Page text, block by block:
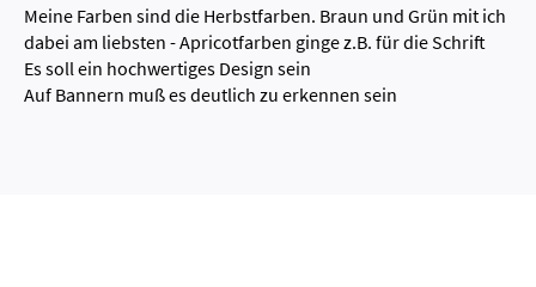
Meine Farben sind die Herbstfarben. Braun und Grün mit ich
dabei am liebsten - Apricotfarben ginge z.B. für die Schrift
Es soll ein hochwertiges Design sein
Auf Bannern muß es deutlich zu erkennen sein